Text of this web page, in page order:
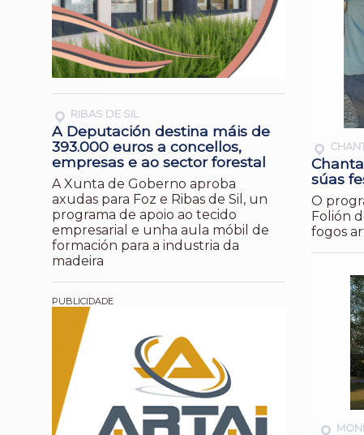
RIBAS DE SIL
A Deputación destina máis de
393.000 euros a concellos,
empresas e ao sector forestal
A Xunta de Goberno aproba
axudas para Foz e Ribas de Sil, un
programa de apoio ao tecido
empresarial e unha aula móbil de
formación para a industria da
madeira
súas
O
Folión
fogos